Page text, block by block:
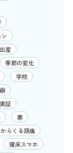
産
季節の変化
学校
実証
寒
らくる頭痛
寝床スマホ